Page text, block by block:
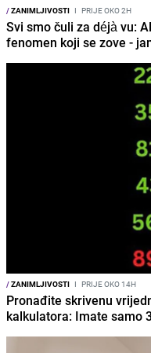
/ZANIMLJIVOSTI I PRIJE OKO 2H
Svi smo čuli za déjà vu:
fenomen koji se zove -
/ZANIMLJIVOSTI I PRIJE OKO 14H
Pronađite skrivenu
kalkulatora: Imate samo